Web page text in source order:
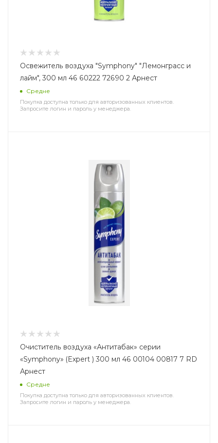
Освежитель воздуха "Symphony" "Лемонграсс и
лайм", 300 мл 46 60222 72690 2 Арнест
Средне
Покупка доступна только для авторизованных клиентов.
Запросите логин и пароль у менеджера.
Очиститель воздуха «Антитабак» серии
«Symphony» (Expert ) 300 мл 46 00104 00817 7 RD
Арнест
Средне
Покупка доступна только для авторизованных клиентов.
Запросите логин и пароль у менеджера.